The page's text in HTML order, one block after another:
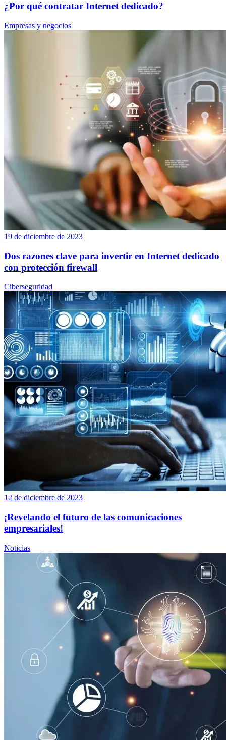
¿Por qué contratar Internet dedicado?
Empresas y negocios
19 de diciembre de 2023
Dos razones clave para invertir en Internet dedicado
con protección firewall
Ciberseguridad
12 de diciembre de 2023
¡Revelando el futuro de las comunicaciones
empresariales!
Noticias